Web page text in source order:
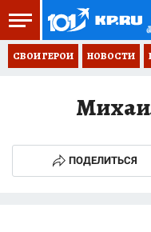
СВОИ ГЕРОИ НОВОСТИ
ПОДЕЛИТЬСЯ